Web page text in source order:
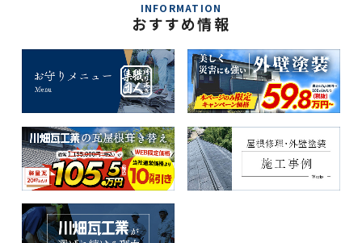
INFORMATION
おすすめ情報